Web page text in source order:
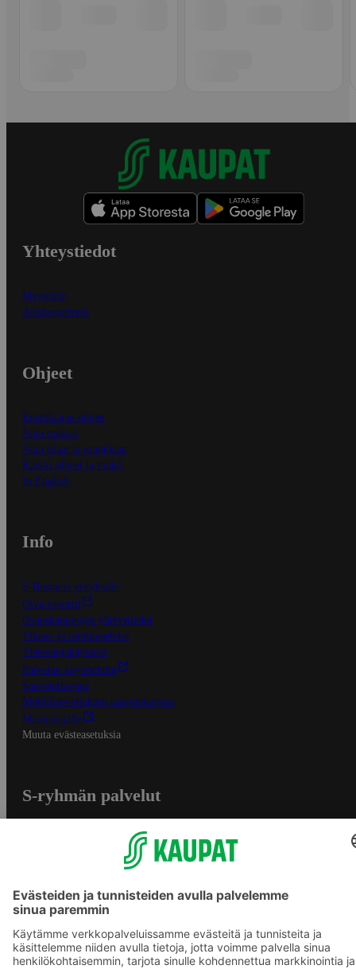
Yhteystiedot
Myymälät
Asiakaspalvelu
Ohjeet
Ensitilaajan ohjeet
Näin maksat
Näin tilaat ja muokkaat
Kaikki ohjeet ja vinkit
In English
Info
S-Business yrityksille
Oiva-raportit
Osuuskauppojen yhteystiedot
Tilaus- ja toimitusehdot
Tietosuojakäytäntö
Palvelun käyttöehdot
Saavutettavuus
Mobiilisovelluksen saavutettavuus
Mainostajalle
Muuta evästeasetuksia
S-ryhmän palvelut
S-ostoslista -sovellus
Prisma.fi
Sokos.fi
S-Pankki
Yhteishyvä